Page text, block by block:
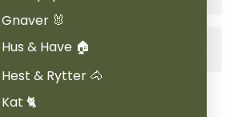
Gnaver 🐰
Hus & Have 🏠
Hest & Rytter 🐴
Kat 🐈